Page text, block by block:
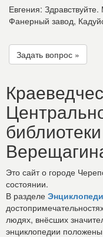
Евгения:
Фанерный завод,
Задать вопрос »
Это сайт о городе
состоянии.
В разделе
людях, внёсших
энциклопедии